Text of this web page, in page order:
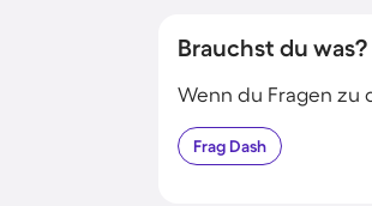
Brauchst du
Wenn du Fragen zu
FragDash